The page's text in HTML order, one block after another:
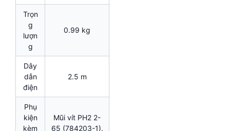
Trọn
g
lượn
g
0.99 kg
Dây
dẫn
điện
2.5 m
Phụ
kiện
kèm
Mũi vít PH2 2-
65 (784203-1).